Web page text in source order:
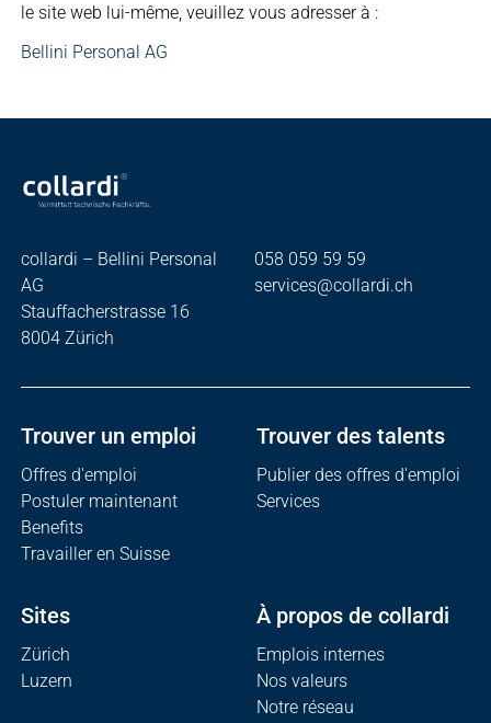
le site web lui-même, veuillez vous adresser à :
Bellini Personal AG
collardi – Bellini Personal
AG
Stauffacherstrasse 16
8004 Zürich
058 059 59 59
services@collardi.ch
Trouver un emploi
Offres d'emploi
Postuler maintenant
Benefits
Travailler en Suisse
Trouver des talents
Publier des offres d'emploi
Services
Sites
Zürich
Luzern
À propos de collardi
Emplois internes
Nos valeurs
Notre réseau